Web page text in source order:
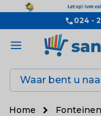
024 -
Home Fonteinen